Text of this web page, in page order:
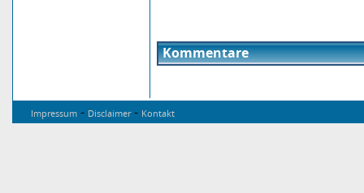
Kommentare
Impressum - Disclaimer- Kontakt